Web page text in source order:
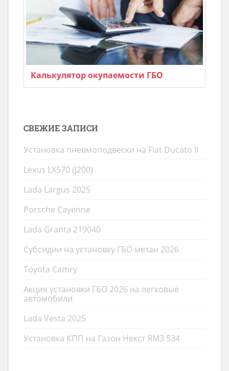
Калькулятор окупаемости ГБО
СВЕЖИЕ ЗАПИСИ
Установка пневмоподвески на Fiat Ducato II
Lexus LX570 (J200)
Lada Largus 2025
Porsche Cayenne
Lada Granta 219040
Субсидии на установку ГБО метан 2026
Toyota Camry
Акция установки ГБО 2026 на легковые
автомобили
Lada Vesta 2025
Установка КПП на Газон Некст ЯМЗ 534